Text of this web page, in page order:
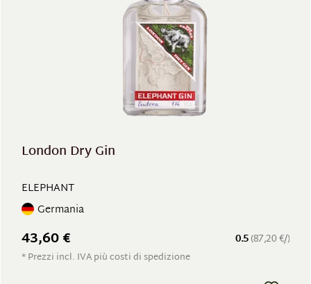
London Dry Gin
ELEPHANT
Germania
0.5(87,20 €/)
43,60 €
* Prezzi incl. IVA più costi di spedizione